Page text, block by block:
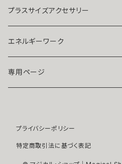
ストラップ・キーホルダー
マスクピアス
ブローチ
開運アイテム
プラチナ
ダイヤモンド
モアサナイト
パール
クリア
ブルー
レッド
ピンク
プラスサイズアクセサリー
エネルギーワーク
専用ページ
プライバシーポリシー
特定商取引法に基づく表記